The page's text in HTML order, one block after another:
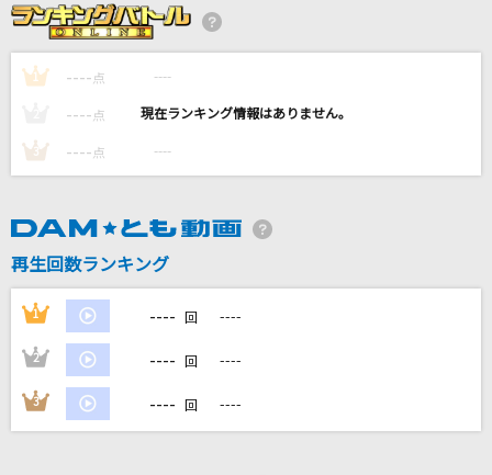
コイスルオトメ
いきものがかり
Hey! Say! JUMP
Uru
DAYS of DASH
鈴木このみ
フレンズ
レベッカ
1 ---- 点 ----
---- 点 ----
3 ---- 点 ----
再生回数ランキング
1 ---- 回 ----
2 ---- 回 ----
3 ---- 回 ----